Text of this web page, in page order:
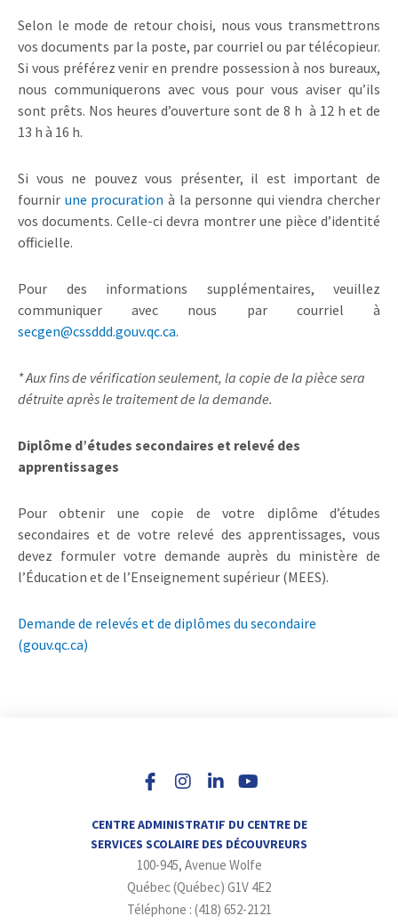
Selon le mode de retour choisi, nous vous transmettrons
vos documents par la poste, par courriel ou par télécopieur.
Si vous préférez venir en prendre possession à nos bureaux,
nous communiquerons avec vous pour vous aviser qu’ils
sont prêts. Nos heures d’ouverture sont de 8 h à 12 h et de
13 h à 16 h.
Si vous ne pouvez vous présenter, il est important de
fournir une procuration à la personne qui viendra chercher
vos documents. Celle-ci devra montrer une pièce d’identité
officielle.
Pour des informations supplémentaires, veuillez
communiquer avec nous par courriel à
secgen@cssddd.gouv.qc.ca.
* Aux fins de vérification seulement, la copie de la pièce sera
détruite après le traitement de la demande.
Diplôme d’études secondaires et relevé des
apprentissages
Pour obtenir une copie de votre diplôme d’études
secondaires et de votre relevé des apprentissages, vous
devez formuler votre demande auprès du ministère de
l’Éducation et de l’Enseignement supérieur (MEES).
Demande de relevés et de diplômes du secondaire
(gouv.qc.ca)
s
g
r
a
m
n
d
i
n
-
i
u
b
e
CENTRE ADMINISTRATIF DU CENTRE DE
SERVICES SCOLAIRE DES DÉCOUVREURS
100-945, Avenue Wolfe
Québec (Québec) G1V 4E2
Téléphone : (418) 652-2121